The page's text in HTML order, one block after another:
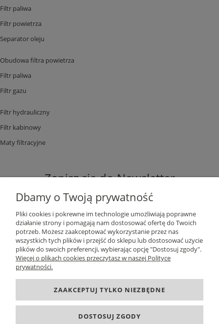
Filtr paliwa
Filtr powietrza
Separator oleju
Obudowa filtra powietrza
Filtr paliwa
Filtr gazu
Filtr hydrauliczny
Filtr kabinowy
Maty filtracyjne
Zapisz się do Newsletter
ZAPISZ SIĘ
Dbamy o Twoją prywatność
Pliki cookies i pokrewne im technologie umożliwiają poprawne
działanie strony i pomagają nam dostosować ofertę do Twoich
potrzeb. Możesz zaakceptować wykorzystanie przez nas
wszystkich tych plików i przejść do sklepu lub dostosować użycie
plików do swoich preferencji, wybierając opcję "Dostosuj zgody".
Więcej o plikach cookies przeczytasz w naszej Polityce
prywatności.
ZAAKCEPTUJ TYLKO NIEZBĘDNE
DOSTOSUJ ZGODY